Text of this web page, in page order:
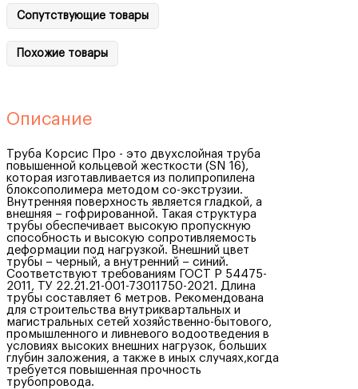
Сопутствующие товары
Похожие товары
Описание
Труба Корсис Про - это двухслойная труба
повышенной кольцевой жесткости (SN 16),
которая изготавливается из полипропилена
блоксополимера методом со-экструзии.
Внутренняя поверхность является гладкой, а
внешняя – гофрированной. Такая структура
трубы обеспечивает высокую пропускную
способность и высокую сопротивляемость
деформации под нагрузкой. Внешний цвет
трубы – черный, а внутренний – синий.
Соответствуют требованиям ГОСТ Р 54475-
2011, ТУ 22.21.21-001-73011750-2021. Длина
трубы составляет 6 метров. Рекомендована
для строительства внутриквартальных и
магистральных сетей хозяйственно-бытового,
промышленного и ливневого водоотведения в
условиях высоких внешних нагрузок, больших
глубин заложения, а также в иных случаях,когда
требуется повышенная прочность
трубопровода.